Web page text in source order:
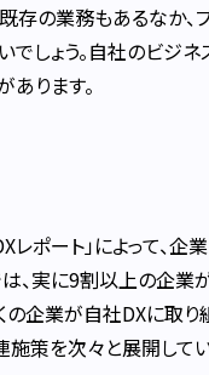
存の業務もあるなか
しょう。自社のビジ
ります。
ポート」によって、企
は、実に9割以上の企業
の企業が自社DXに取
策を次々と展開して